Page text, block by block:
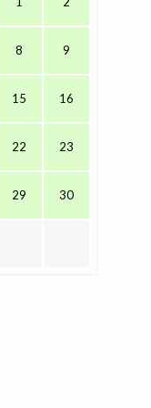
8 9
15 16
22 23
29 30